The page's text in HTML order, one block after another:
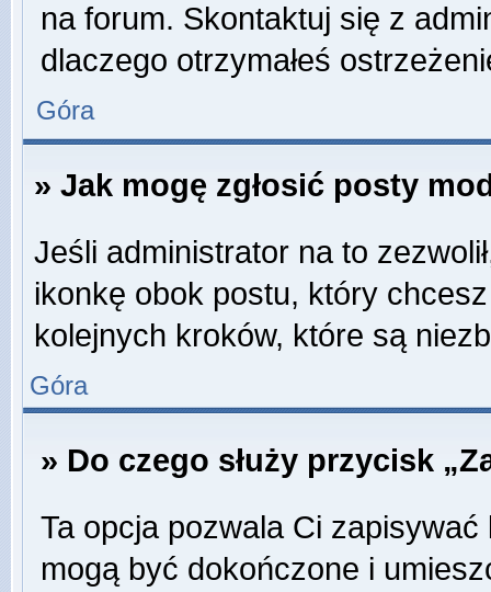
na forum. Skontaktuj się z
dlaczego otrzymałeś
Góra
» Jak mogę zgłosić posty
Jeśli administrator na to
ikonkę obok postu, który
kolejnych kroków, które są
Góra
» Do czego służy przycisk
Ta opcja pozwala Ci
mogą być dokończone i